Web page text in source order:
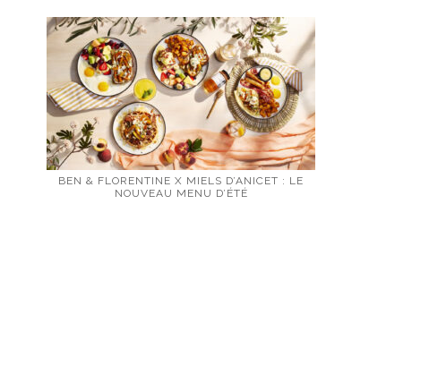
BEN & FLORENTINE X MIELS D’ANICET : LE
NOUVEAU MENU D’ÉTÉ